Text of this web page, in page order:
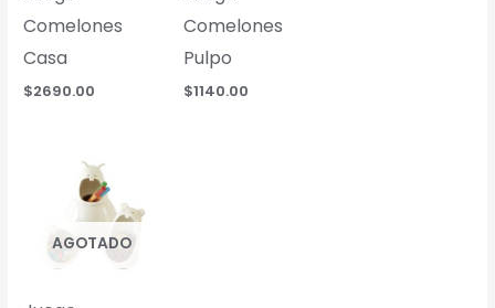
Comelones
Casa
$2690.00
Comelones
Pulpo
$1140.00
AGOTADO